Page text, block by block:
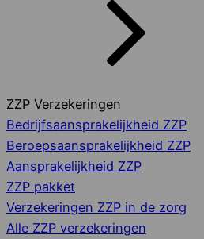
ZZP Verzekeringen
Bedrijfsaansprakelijkheid ZZP
Beroepsaansprakelijkheid ZZP
Aansprakelijkheid ZZP
ZZP pakket
Verzekeringen ZZP in de zorg
Alle ZZP verzekeringen